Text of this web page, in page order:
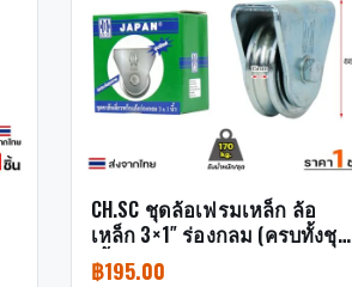
CH.SC ชุดล้อเฟรมเหล็ก ล้อ
เหล็ก 3×1″ ร่องกลม (ครบทั้งชุด
เสื้อ+ล้อ)
฿195.00